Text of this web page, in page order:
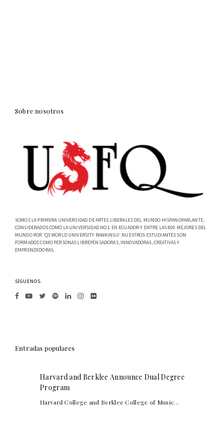
Sobre nosotros
SOMOS LA PRIMERA UNIVERSIDAD DE ARTES LIBERALES DEL MUNDO HISPANOPARLANTE,
CONSIDERADOS COMO LA UNIVERSIDAD NO.1 EN ECUADOR Y ENTRE LAS 800 MEJORES DEL
MUNDO POR 'QS WORLD UNIVERSITY RANKINGS'. NUESTROS ESTUDIANTES SON
FORMADOS COMO PERSONAS LIBREPENSADORAS, INNOVADORAS, CREATIVAS Y
EMPRENDEDORAS.
SÍGUENOS
Entradas populares
Harvard and Berklee Announce Dual Degree
Program
Harvard College and Berklee College of Music...